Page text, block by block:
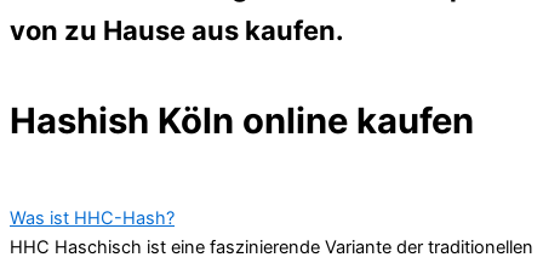
von zu Hause aus kaufen.
Hashish Köln online kaufen
Was ist HHC-Hash?
HHC Haschisch ist eine faszinierende Variante der traditionellen